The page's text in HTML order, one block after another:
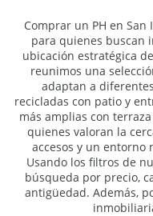
Comprar un PH en
para quienes buscan
ubicación estratégica
reunimos una
adaptan a
recicladas con patio y
más amplias con
quienes valoran la
accesos y un entorno
Usando los filtros de
búsqueda por precio,
antigüedad. Además,